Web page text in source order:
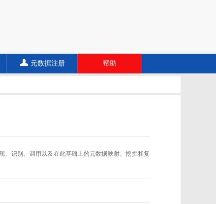
元数据注册 帮助
、识别、调用以及在此基础上的元数据映射、挖掘和复